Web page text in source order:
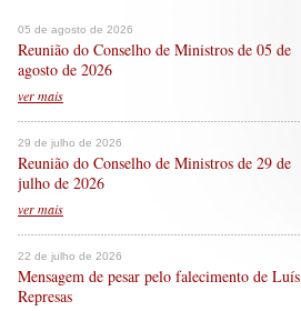
05 de agosto de 2026
Reunião do Conselho de Ministros de 05 de
agosto de 2026
ver mais
29 de julho de 2026
Reunião do Conselho de Ministros de 29 de
julho de 2026
ver mais
22 de julho de 2026
Mensagem de pesar pelo falecimento de Luís
Represas